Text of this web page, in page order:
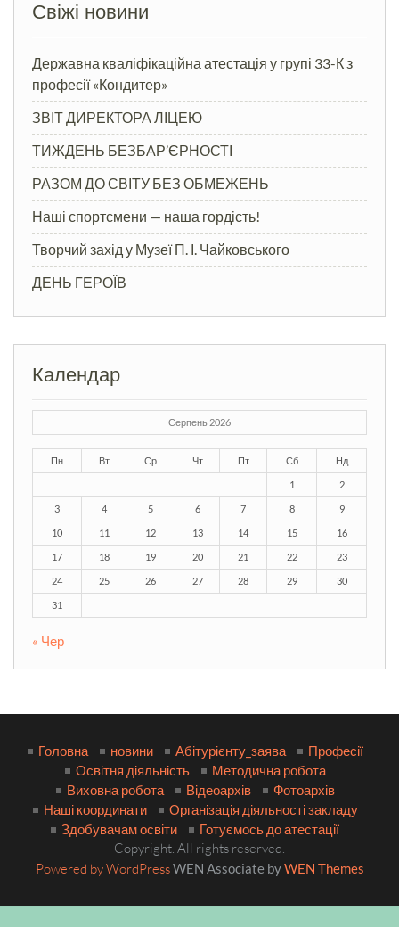
Свіжі новини
Державна кваліфікаційна атестація у групі 33-К з
професії «Кондитер»
ЗВІТ ДИРЕКТОРА ЛІЦЕЮ
ТИЖДЕНЬ БЕЗБАР’ЄРНОСТІ
РАЗОМ ДО СВІТУ БЕЗ ОБМЕЖЕНЬ
Наші спортсмени — наша гордість!
Творчий захід у Музеї П. І. Чайковського
ДЕНЬ ГЕРОЇВ
Календар
Серпень 2026
Пн Вт Ср Чт Пт Сб Нд
1 2
3 4 5 6 7 8 9
10 11 12 13 14 15 16
17 18 19 20 21 22 23
24 25 26 27 28 29 30
31
« Чер
Головна новини Абітурієнту_заява
Професії
Освітня діяльність
Методична робота
Виховна робота
Відеоархів
Фотоархів
Наші координати
Організація діяльності закладу
Здобувачам освіти
Готуємось до атестації
Copyright. All rights reserved.
Powered by WordPressWEN Associate byWEN Themes